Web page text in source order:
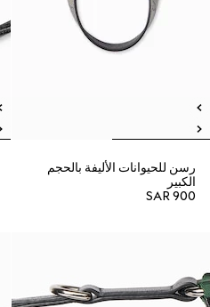
رسن للحيوانات الأليفة بالحجم
الكبير
SAR 900